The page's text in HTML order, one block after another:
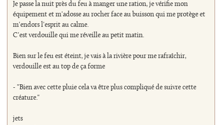
Je passe la nuit près du feu à manger une ration, je vérifie mon
équipement et m'adosse au rocher face au buisson qui me protège et
m'endors l'esprit au calme.
C'est verdouille qui me réveille au petit matin.
Bien sur le feu est éteint, je vais à la rivière pour me rafraîchir,
verdouille est au top de ça forme
- "Bien avec cette pluie cela va être plus compliqué de suivre cette
créature."
jets